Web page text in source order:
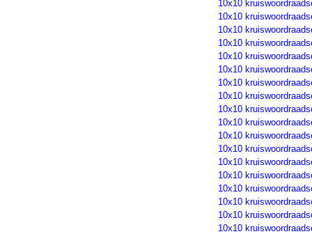
10x10
10x10
10x10
10x10
10x10
10x10
10x10
10x10
10x10
10x10
10x10
10x10
10x10
10x10
10x10
10x10
10x10
10x10